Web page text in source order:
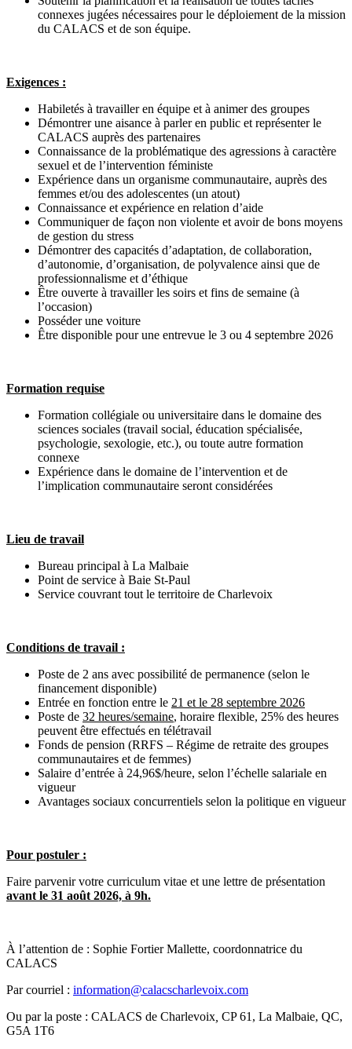
connexes jugées nécessaires pour le déploiement de la mission
du CALACS et de son équipe.
Exigences :
Habiletés à travailler en équipe et à animer des groupes
Démontrer une aisance à parler en public et représenter le
CALACS auprès des partenaires
Connaissance de la problématique des agressions à caractère
sexuel et de l’intervention féministe
Expérience dans un organisme communautaire, auprès des
femmes et/ou des adolescentes (un atout)
Connaissance et expérience en relation d’aide
Communiquer de façon non violente et avoir de bons moyens
de gestion du stress
Démontrer des capacités d’adaptation, de collaboration,
d’autonomie, d’organisation, de polyvalence ainsi que de
professionnalisme et d’éthique
Être ouverte à travailler les soirs et fins de semaine (à
l’occasion)
Posséder une voiture
Être disponible pour une entrevue le 3 ou 4 septembre 2026
Formation requise
Formation collégiale ou universitaire dans le domaine des
sciences sociales (travail social, éducation spécialisée,
psychologie, sexologie, etc.), ou toute autre formation
connexe
Expérience dans le domaine de l’intervention et de
l’implication communautaire seront considérées
Lieu de travail
Bureau principal à La Malbaie
Point de service à Baie St-Paul
Service couvrant tout le territoire de Charlevoix
Conditions de travail :
Poste de 2 ans avec possibilité de permanence (selon le
financement disponible)
Entrée en fonction entre le 21 et le 28 septembre 2026
Poste de 32 heures/semaine, horaire flexible, 25% des heures
peuvent être effectués en télétravail
Fonds de pension (RRFS – Régime de retraite des groupes
communautaires et de femmes)
Salaire d’entrée à 24,96$/heure, selon l’échelle salariale en
vigueur
Avantages sociaux concurrentiels selon la politique en vigueur
Pour postuler :
Faire parvenir votre curriculum vitae et une lettre de présentation
avant le 31 août 2026, à 9h.
À l’attention de : Sophie Fortier Mallette, coordonnatrice du
CALACS
Par courriel : information@calacscharlevoix.com
Ou par la poste : CALACS de Charlevoix CP 61, La Malbaie, QC,
G5A 1T6